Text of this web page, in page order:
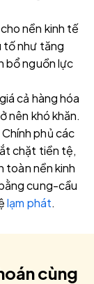
nền kinh tế
tố như tăng
bổ nguồn lực
cả hàng hóa
nên khó khăn.
phủ các
chặt tiền tệ,
toàn nền kinh
cung-cầu
lạm phát.
cùng